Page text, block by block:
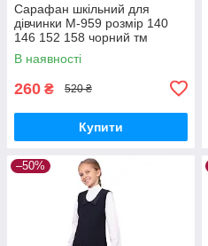
Сарафан шкільний для
дівчинки М-959 розмір 140
146 152 158 чорний тм
"Попелюшка"
В наявності
260 ₴ 520 ₴
Купити
–50%